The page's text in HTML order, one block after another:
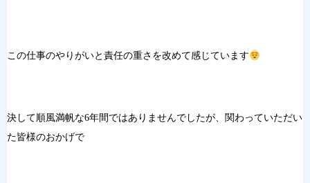
この仕事のやりがいと責任の重さを改めて感じています
決して順風満帆な6年間ではありませんでしたが、関わっていただい
た皆様のおかげで